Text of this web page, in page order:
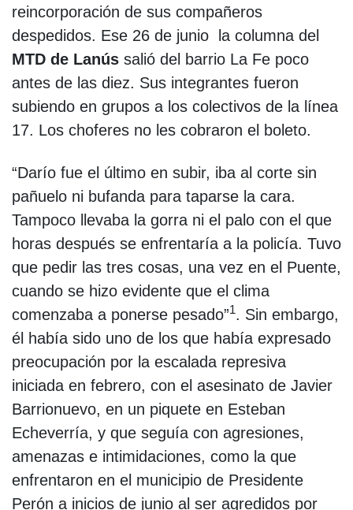
reincorporación de sus compañeros
despedidos. Ese 26 de junio la columna del
MTD de Lanús salió del barrio La Fe poco
antes de las diez. Sus integrantes fueron
subiendo en grupos a los colectivos de la línea
17. Los choferes no les cobraron el boleto.
“Darío fue el último en subir, iba al corte sin
pañuelo ni bufanda para taparse la cara.
Tampoco llevaba la gorra ni el palo con el que
horas después se enfrentaría a la policía. Tuvo
que pedir las tres cosas, una vez en el Puente,
cuando se hizo evidente que el clima
comenzaba a ponerse pesado”1. Sin embargo,
él había sido uno de los que había expresado
preocupación por la escalada represiva
iniciada en febrero, con el asesinato de Javier
Barrionuevo, en un piquete en Esteban
Echeverría, y que seguía con agresiones,
amenazas e intimidaciones, como la que
enfrentaron en el municipio de Presidente
Perón a inicios de junio al ser agredidos por